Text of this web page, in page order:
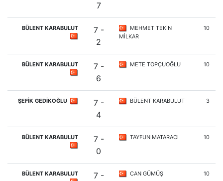
7
BÜLENT KARABULUT
7 -
2
MEHMET TEKİN
MİLKAR
10
BÜLENT KARABULUT
7 -
6
METE TOPÇUOĞLU 10
ŞEFİK GEDİKOĞLU
7 -
4
BÜLENT KARABULUT 3
BÜLENT KARABULUT
7 -
0
TAYFUN MATARACI 10
BÜLENT KARABULUT
7 -
CAN GÜMÜŞ 10